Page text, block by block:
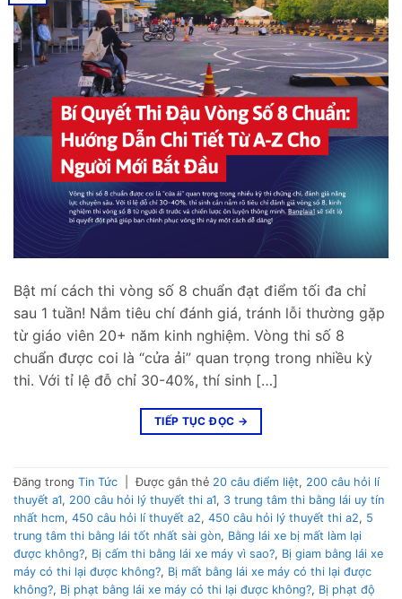
Bật mí cách thi vòng số 8 chuẩn đạt điểm tối đa chỉ
sau 1 tuần! Nắm tiêu chí đánh giá, tránh lỗi thường gặp
từ giáo viên 20+ năm kinh nghiệm. Vòng thi số 8
chuẩn được coi là “cửa ải” quan trọng trong nhiều kỳ
thi. Với tỉ lệ đỗ chỉ 30-40%, thí sinh […]
TIẾP TỤC ĐỌC →
Đăng trong Tin Tức Được gắn thẻ 20 câu điểm liệt, 200 câu hỏi lí
thuyết a1, 200 câu hỏi lý thuyết thi a1, 3 trung tâm thi bằng lái uy tín
nhất hcm, 450 câu hỏi lí thuyết a2, 450 câu hỏi lý thuyết thi a2, 5
trung tâm thi bằng lái tốt nhất sài gòn, Bằng lái xe bị mất làm lại
được không?, Bị cấm thi bằng lái xe máy vì sao?, Bị giam bằng lái xe
máy có thi lại được không?, Bị mất bằng lái xe máy có thi lại được
không?, Bị phạt bằng lái xe máy có thi lại được không?, Bị phạt độ